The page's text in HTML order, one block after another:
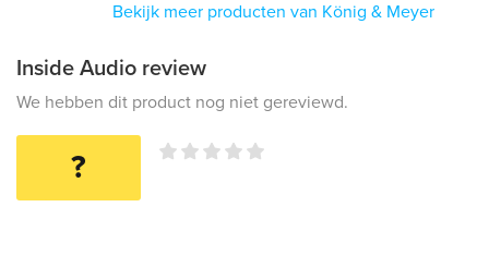
Bekijk meer producten van König & Meyer
Inside Audio review
We hebben dit product nog niet gereviewd.
?